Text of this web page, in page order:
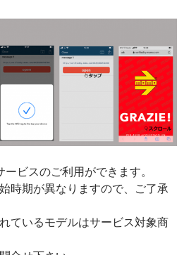
ビスのご利用ができます。
時期が異なりますので、ご了承
いるモデルはサービス対象商